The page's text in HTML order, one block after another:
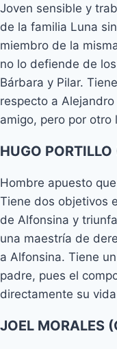
Joven sensible y
de la familia Luna
miembro de la
no lo defiende de
Bárbara y Pilar.
respecto a
amigo, pero por
HUGO
Hombre apuesto
Tiene dos objetivos
de Alfonsina y
una maestría de
a Alfonsina. Tiene
padre, pues el
directamente su
JOEL MORALES